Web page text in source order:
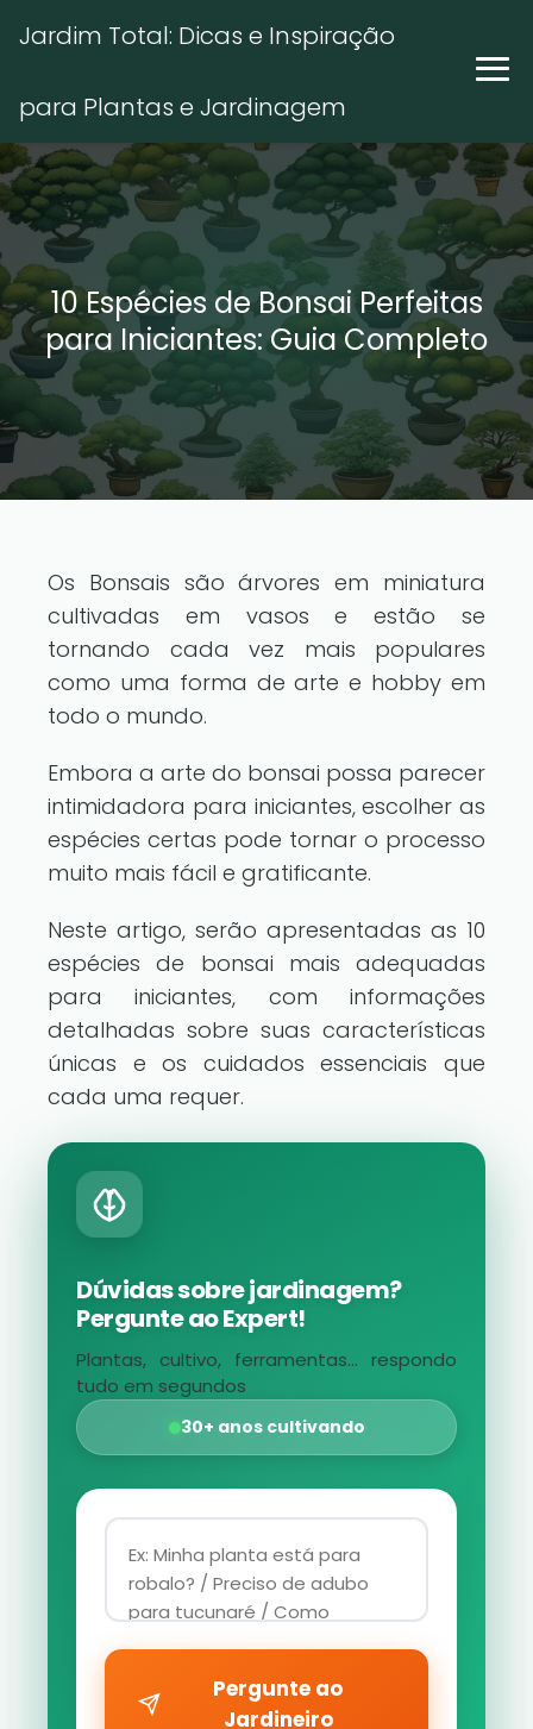
Jardim Total: Dicas e Inspiração
para Plantas e Jardinagem
10 Espécies de Bonsai Perfeitas
para Iniciantes: Guia Completo
Os Bonsais são árvores em miniatura
cultivadas em vasos e estão se
tornando cada vez mais populares
como uma forma de arte e hobby em
todo o mundo.
Embora a arte do bonsai possa parecer
intimidadora para iniciantes, escolher as
espécies certas pode tornar o processo
muito mais fácil e gratificante.
Neste artigo, serão apresentadas as 10
espécies de bonsai mais adequadas
para iniciantes, com informações
detalhadas sobre suas características
únicas e os cuidados essenciais que
cada uma requer.
Dúvidas sobre jardinagem?
Pergunte ao Expert!
Plantas, cultivo, ferramentas... respondo
tudo em segundos
30+ anos cultivando
Pergunte ao
Jardineiro